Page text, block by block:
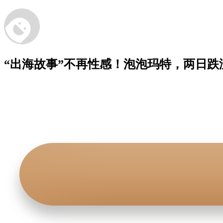
“出海故事”不再性感！泡泡玛特，两日跌